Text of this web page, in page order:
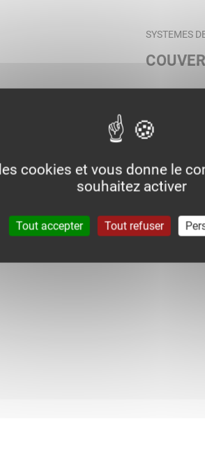
SYSTEMES
cookies et vous donne le
souhaitez activer
Tout accepter Tout refuser